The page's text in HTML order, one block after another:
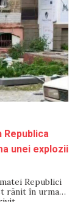
Republica
unei explozii
Republici
rănit în urma